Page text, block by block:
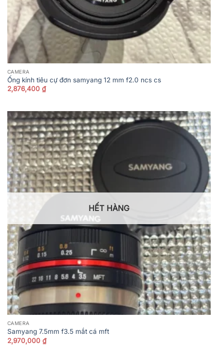
CAMERA
Ống kính tiêu cự đơn samyang 12 mm f2.0 ncs cs
2,876,400 ₫
HẾT HÀNG
CAMERA
Samyang 7.5mm f3.5 mắt cá mft
2,970,000 ₫